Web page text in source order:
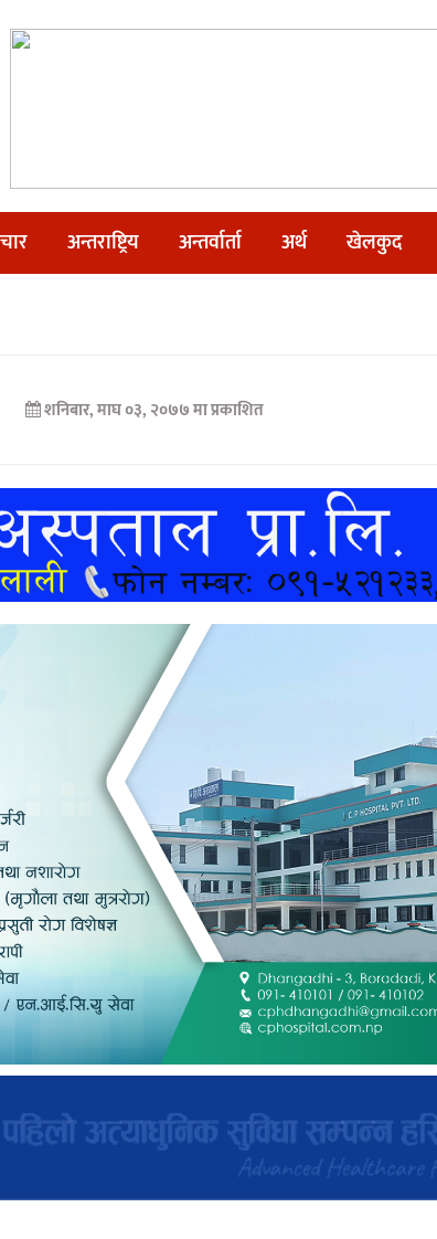
अन्तराष्ट्रिय अन्तर्वार्ता अर्थ खेलकुद
शनिबार, माघ ०३, २०७७ मा प्रकाशित